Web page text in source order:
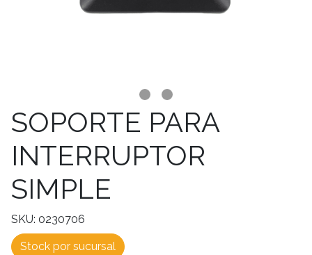
SOPORTE PARA
INTERRUPTOR
SIMPLE
SKU: 0230706
Stock por sucursal